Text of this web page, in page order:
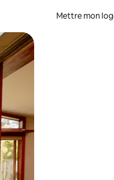
Mettre mon